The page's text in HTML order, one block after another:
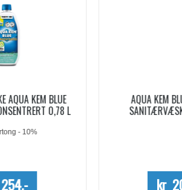
L
AQUA KEM BLUE SACHETS
SANITÆRVÆSKE 15 DOSER